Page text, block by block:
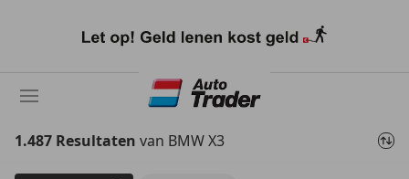
naar
1.487 Resultaten van BMW X3